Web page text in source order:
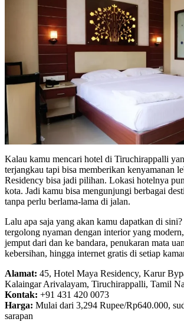
Kalau kamu mencari hotel di Tiruchirappalli
terjangkau tapi bisa memberikan kenyamanan
Residency bisa jadi pilihan. Lokasi hotelnya
kota. Jadi kamu bisa mengunjungi berbagai
tanpa perlu berlama-lama di jalan.
Lalu apa saja yang akan kamu dapatkan di
tergolong nyaman dengan interior yang
jemput dari dan ke bandara, penukaran mata
kebersihan, hingga internet gratis di setiap
Alamat: 45, Hotel Maya Residency, Karur
Kalaingar Arivalayam, Tiruchirappalli, Tamil
Kontak: +91 431 420 0073
Harga: Mulai dari 3,294 Rupee/Rp640.000,
sarapan